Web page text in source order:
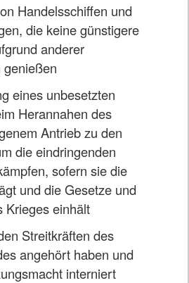
Handelsschiffen und
die keine günstigere
anderer
genießen
eines unbesetzten
Herannahen des
Antrieb zu den
die eindringenden
sofern sie die
und die Gesetze und
Krieges einhält
Streitkräften des
angehört haben und
interniert